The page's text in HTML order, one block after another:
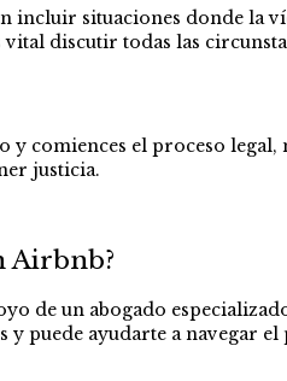
incluir situaciones donde la
discutir todas las
y comiences el proceso
justicia.
Airbnb?
de un abogado
puede ayudarte a navegar